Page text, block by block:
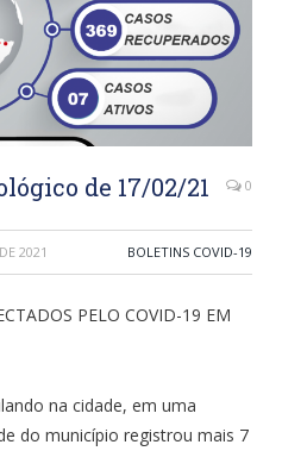
de 17/02/21 0
2021 BOLETINS COVID-19
PELO COVID-19 EM
na cidade, em uma
do município registrou mais 7